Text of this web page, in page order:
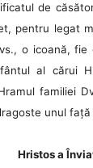
de
pentru legat
o icoană, fie
al cărui
familiei
unul față
Hristos a